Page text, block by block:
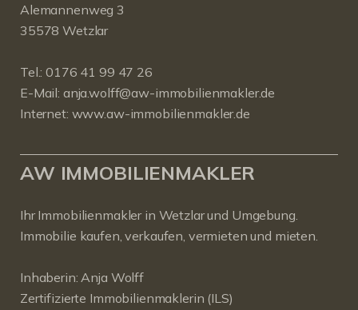
Alemannenweg 3
35578 Wetzlar
Tel.:0176 41 99 47 26
E-Mail: anja.wolff@aw-immobilienmakler.de
Internet: www.aw-immobilienmakler.de
AW IMMOBILIENMAKLER
Ihr Immobilienmakler in Wetzlar und Umgebung.
Immobilie kaufen, verkaufen, vermieten und mieten.
Inhaberin: Anja Wolff
Zertifizierte Immobilienmaklerin (ILS)